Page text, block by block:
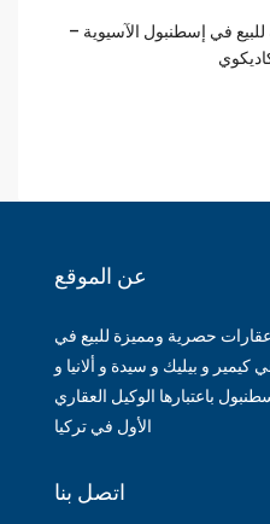
في إسطنبول الآسيوية –
عن الموقع
حصرية ومميزة للبيع في
و بيليك و سيدة و ألانيا و
باعتبارها الوكيل العقاري
الأول في تركيا
اتصل بنا